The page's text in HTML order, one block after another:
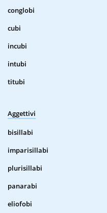
conglobi
cubi
incubi
intubi
titubi
Aggettivi
bisillabi
imparisillabi
plurisillabi
panarabi
eliofobi